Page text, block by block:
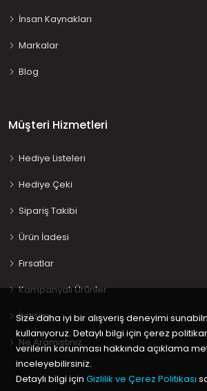
İnsan Kaynakları
Markalar
Blog
Müşteri Hizmetleri
Hediye Listeleri
Hediye Çeki
Sipariş Takibi
Ürün İadesi
Fırsatlar
Kampanyalı Ürünler
İletişim
Ne Aramıştınız…
Size daha iyi bir alışveriş deneyimi
kullanıyoruz. Detaylı bilgi için çerez
verilerin korunması hakkında açıklama
inceleyebilirsiniz.
Detaylı bilgi için Gizlilik ve Çerez Politikası